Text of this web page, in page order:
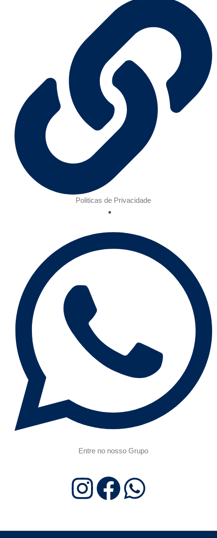
Politicas de Privacidade
Entre no nosso Grupo